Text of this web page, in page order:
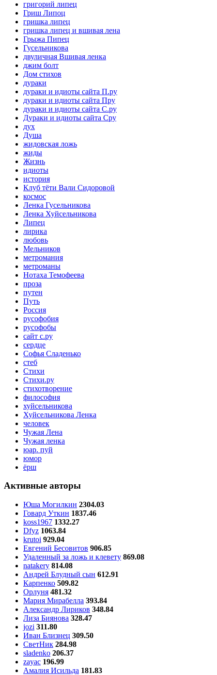
григорий липец
Гриш Липоц
гришка липец
гришка липец и вшивая лена
Грыжа Пипец
Гусельникова
двуличная Вшивая ленка
джим болт
Дом стихов
дураки
дураки и идиоты сайта П.ру
дураки и идиоты сайта Пру
дураки и идиоты сайта С.ру
Дураки и идиоты сайта Сру
дух
Душа
жидовская ложь
жиды
Жизнь
идиоты
история
Клуб тёти Вали Сидоровой
космос
Ленка Гусельникова
Ленка Хуйсельникова
Липец
лирика
любовь
Мельников
метромания
метроманы
Нотаха Темофеева
проза
путен
Путь
Россия
русофобия
русофобы
сайт с.ру
сердце
Софья Сладенько
стеб
Стихи
Стихи.ру
стихотворение
философия
хуйсельникова
Хуйсельникова Ленка
человек
Чужая Лена
Чужая ленка
юар. пуй
юмор
ёрш
Активные авторы
Юша Могилкин 2304.03
Говард Уткин 1837.46
koss1967 1332.27
Dfyz 1063.84
krutoi 929.04
Евгений Бесовитов 906.85
Удаленный за ложь и клевету 869.08
natakery 814.08
Андрей Блудный сын 612.91
Карпенко 509.82
Орлуня 481.32
Мария Мирабелла 393.84
Александр Лириков 348.84
Лиза Биянова 328.47
jozi 311.80
Иван Близнец 309.50
СветНик 284.98
sladenko 206.37
zayac 196.99
Амалия Исильда 181.83